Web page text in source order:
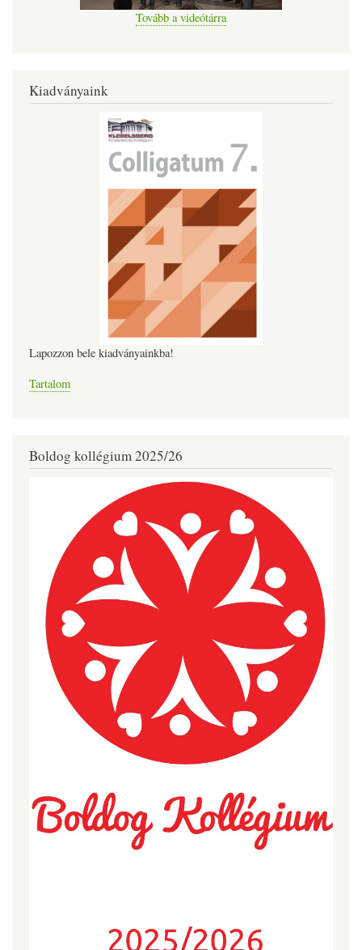
Tovább a videótárra
Kiadványaink
Lapozzon bele kiadványainkba!
Tartalom
Boldog kollégium 2025/26